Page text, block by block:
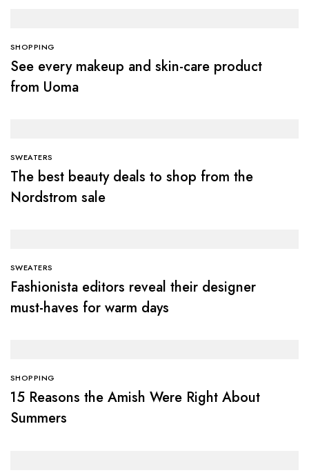
SHOPPING
See every makeup and skin-care product
from Uoma
SWEATERS
The best beauty deals to shop from the
Nordstrom sale
SWEATERS
Fashionista editors reveal their designer
must-haves for warm days
SHOPPING
15 Reasons the Amish Were Right About
Summers